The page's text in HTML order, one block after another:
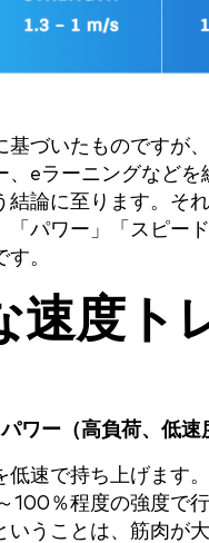
基づいたものですが
、eラーニングなど
結論に至ります。そ
「パワー」「スピー
。
速度ト
ワー（高負荷、低速
低速で持ち上げます
100％程度の強度で
いうことは、筋肉が